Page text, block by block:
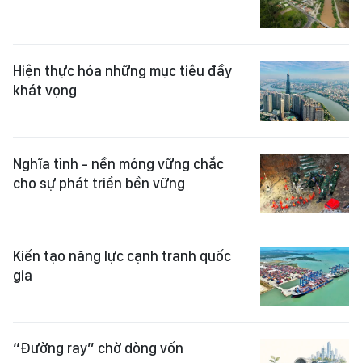
Hiện thực hóa những mục tiêu đầy
khát vọng
Nghĩa tình - nền móng vững chắc
cho sự phát triển bền vững
Kiến tạo năng lực cạnh tranh quốc
gia
“Đường ray” chờ dòng vốn